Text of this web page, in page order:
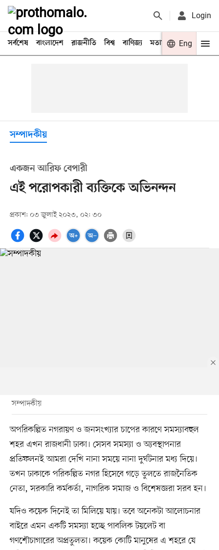
Login
সর্বশেষ বাংলাদেশ রাজনীতি বিশ্ব বাণিজ্য মতামত খেলা
Eng
সম্পাদকীয়
একজন আরিফ বেপারী
এই পরোপকারী ব্যক্তিকে অভিনন্দন
প্রকাশ: ০৩ জুলাই ২০২৩, ০২: ৩০
সম্পাদকীয়
অপরিকল্পিত নগরায়ণ ও জনসংখ্যার চাপের কারণে সমস্যাবহুল
শহর এখন রাজধানী ঢাকা। সেসব সমস্যা ও অ্যবস্থাপনার
প্রতিফলনই আমরা দেখি নানা সময়ে নানা দুর্ঘটনার মধ্য দিয়ে।
তখন ঢাকাকে পরিকল্পিত নগর হিসেবে গড়ে তুলতে রাজনৈতিক
নেতা, সরকারি কর্মকর্তা, নাগরিক সমাজ ও বিশেষজ্ঞরা সরব হন।
যদিও কয়েক দিনেই তা মিলিয়ে যায়। তবে অনেকটা আলোচনার
বাইরে এমন একটি সমস্যা হচ্ছে পাবলিক টয়লেট বা
গণশৌচাগারের অপ্রতুলতা। কয়েক কোটি মানুষের এ শহরে যে